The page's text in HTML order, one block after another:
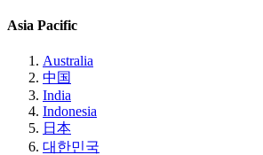
Asia Pacific
Australia
中国
India
Indonesia
日本
대한민국